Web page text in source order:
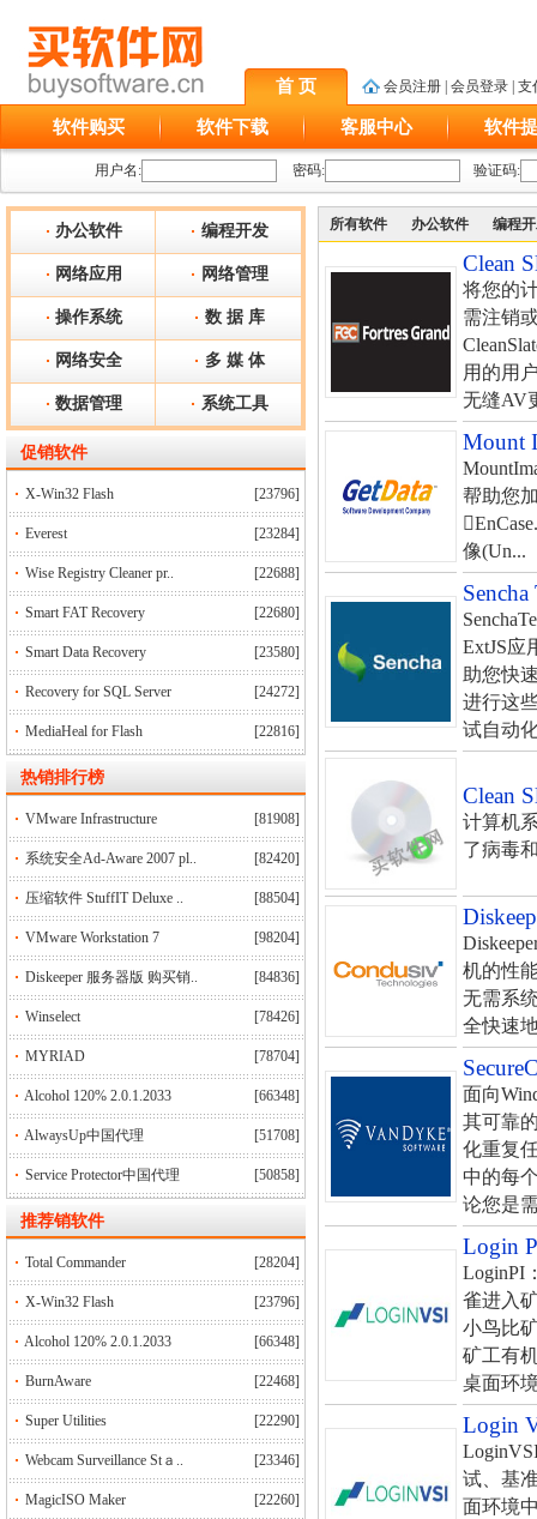
首 页 会员注册 会员登录 支
软件购买 软件下载 客服中心 软件
用户名: 密码: 验证码:
办公软件 编程开发
网络应用 网络管理
操作系统 数 据 库
网络安全 多 媒 体
数据管理 系统工具
促销软件
X-Win32 Flash [23796]
Everest [23284]
Wise Registry Cleaner pr.. [22688]
Smart FAT Recovery [22680]
Smart Data Recovery [23580]
Recovery for SQL Server [24272]
MediaHeal for Flash [22816]
热销排行榜
VMware Infrastructure [81908]
系统安全Ad-Aware 2007 pl.. [82420]
压缩软件 StuffIT Deluxe .. [88504]
VMware Workstation 7 [98204]
Diskeeper 服务器版 购买销.. [84836]
Winselect [78426]
MYRIAD [78704]
Alcohol 120% 2.0.1.2033 [66348]
AlwaysUp中国代理 [51708]
Service Protector中国代理 [50858]
推荐销软件
Total Commander [28204]
X-Win32 Flash [23796]
Alcohol 120% 2.0.1.2033 [66348]
BurnAware [22468]
Super Utilities [22290]
Webcam Surveillance Stａ.. [23346]
MagicISO Maker [22260]
所有软件 办公软件 编程
Clean
将您的
需注销
用的用
无缝AV
Mount
帮助您
像(Un...
ExtJS应
助您快
进行这
试自动
Clean
计算机
了病毒
机的性
无需系
全快速
面向
其可靠
化重复
中的每
论您是
Login
LoginPI
雀进入
小鸟比
矿工有
桌面环
Login
试、基
面环境